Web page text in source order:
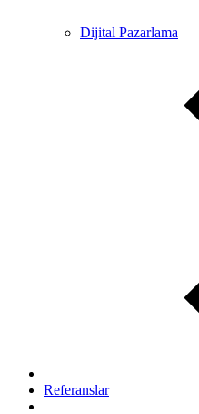
Dijital Pazarlama
Referanslar